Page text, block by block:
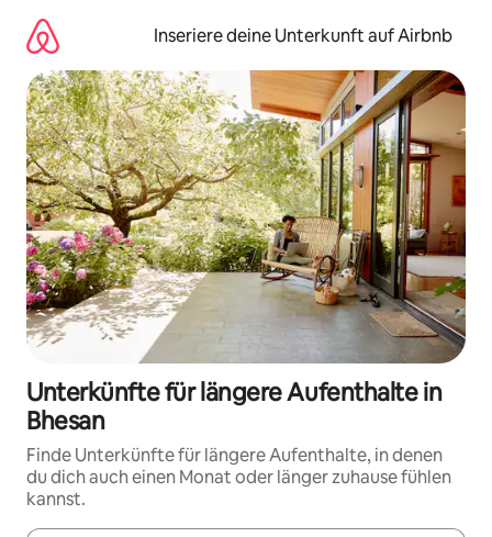
Inhalten
springen
Inseriere deine Unterkunft auf Airbnb
Unterkünfte für längere Aufenthalte in
Bhesan
Finde Unterkünfte für längere Aufenthalte, in denen
du dich auch einen Monat oder länger zuhause fühlen
kannst.